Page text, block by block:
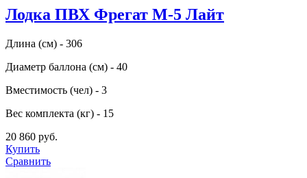
Лодка ПВХ Фрегат М-5 Лайт
Длина (см) - 306
Диаметр баллона (см) - 40
Вместимость (чел) - 3
Вес комплекта (кг) - 15
20 860 руб.
Купить
Сравнить